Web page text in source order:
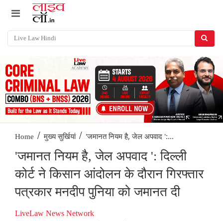
Home / मुख्य सुर्खियां / 'जमानत नियम है, जेल अपवाद ':...
'जमानत नियम है, जेल अपवाद ': दिल्ली
कोर्ट ने किसान आंदोलन के दौरान गिरफ्तार
पत्रकार मनदीप पुनिया को जमानत दी
LiveLaw News Network